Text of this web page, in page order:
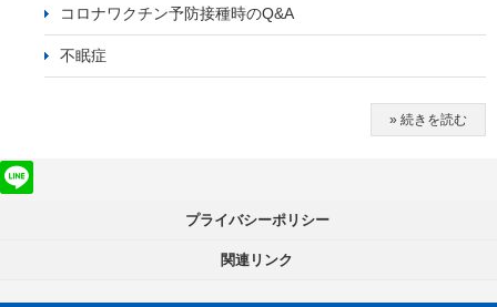
コロナワクチン予防接種時のQ&A
不眠症
» 続きを読む
プライバシーポリシー
関連リンク